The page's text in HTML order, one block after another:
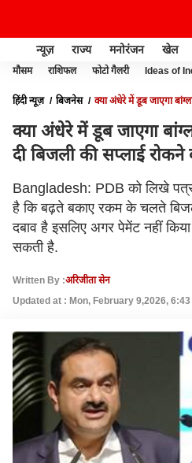
न्यूज़ राज्य मनोरंजन खेल
मौसम राशिफल फोटो गैलरी Ideas of
हिंदी न्यूज़ बिजनेस
क्या अंधेरे में डूब जाएगा
क्या अंधेरे में डूब जाएगा
दी बिजली की सप्लाई रोकने
Bangladesh: PDB को लिखे पत्र
है कि बढ़ते बकाए रकम के चलते
दबाव है इसलिए अगर पेमेंट नहीं
सकती है.
Written By :अरिजीता सेन
Updated at : Mon, February 9,2026, 6:43